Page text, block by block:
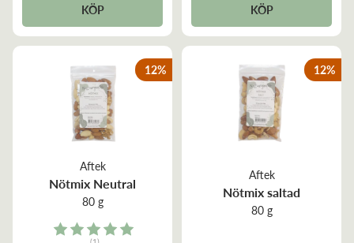
KÖP KÖP
Aftek
Nötmix Neutral
80 g
Rating:
12%
Aftek
Nötmix saltad
80 g
12%